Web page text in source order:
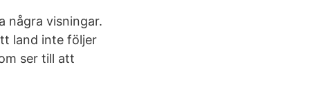
några visningar.
land inte följer
ser till att